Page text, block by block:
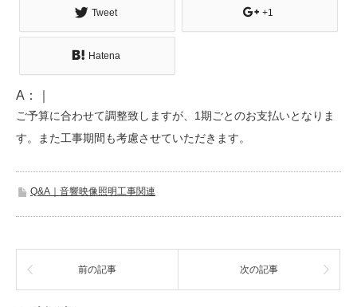
Tweet +1
Hatena
A：｜
ご予算に合わせて調整致しますが、1期ごとのお支払いとなりま
す。また工事期間も考慮させていただきます。
Q&A｜音響映像照明工事関連
前の記事 次の記事